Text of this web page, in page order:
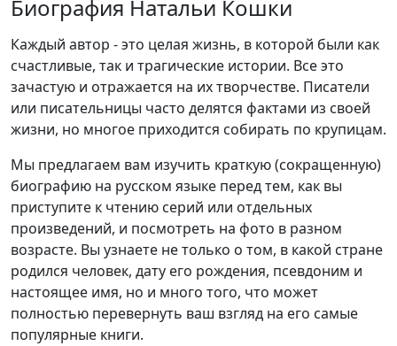
Биография Натальи Кошки
Каждый автор - это целая жизнь, в которой были как
счастливые, так и трагические истории. Все это
зачастую и отражается на их творчестве. Писатели
или писательницы часто делятся фактами из своей
жизни, но многое приходится собирать по крупицам.
Мы предлагаем вам изучить краткую (сокращенную)
биографию на русском языке перед тем, как вы
приступите к чтению серий или отдельных
произведений, и посмотреть на фото в разном
возрасте. Вы узнаете не только о том, в какой стране
родился человек, дату его рождения, псевдоним и
настоящее имя, но и много того, что может
полностью перевернуть ваш взгляд на его самые
популярные книги.